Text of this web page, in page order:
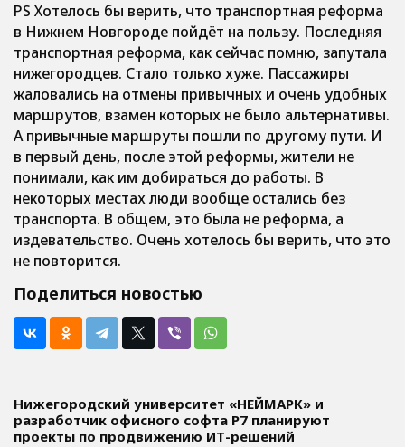
PS Хотелось бы верить, что транспортная реформа
в Нижнем Новгороде пойдёт на пользу. Последняя
транспортная реформа, как сейчас помню, запутала
нижегородцев. Стало только хуже. Пассажиры
жаловались на отмены привычных и очень удобных
маршрутов, взамен которых не было альтернативы.
А привычные маршруты пошли по другому пути. И
в первый день, после этой реформы, жители не
понимали, как им добираться до работы. В
некоторых местах люди вообще остались без
транспорта. В общем, это была не реформа, а
издевательство. Очень хотелось бы верить, что это
не повторится.
Поделиться новостью
Нижегородский университет «НЕЙМАРК» и
разработчик офисного софта P7 планируют
проекты по продвижению ИТ-решений